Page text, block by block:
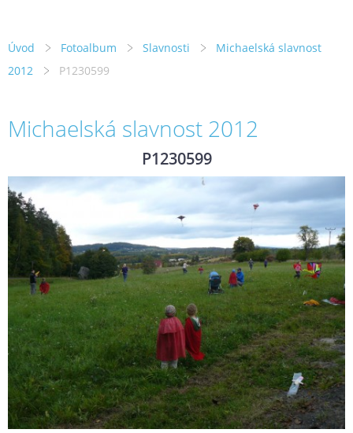
Úvod Fotoalbum Slavnosti
Michaelská slavnost
2012
P1230599
Michaelská slavnost 2012
P1230599